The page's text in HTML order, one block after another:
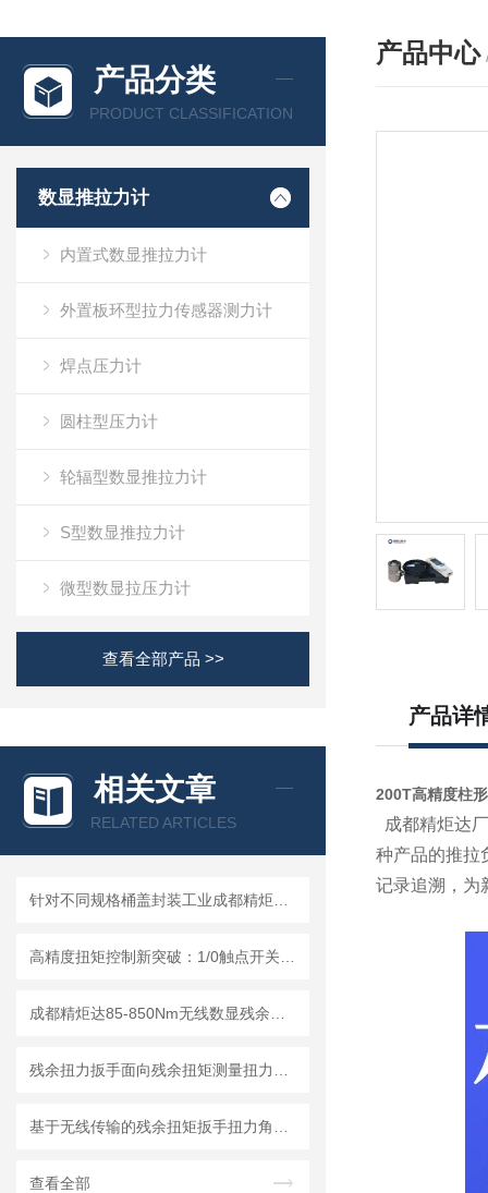
产品分类
PRODUCT CLASSIFICATION
数显推拉力计
内置式数显推拉力计
外置板环型拉力传感器测力计
焊点压力计
圆柱型压力计
轮辐型数显推拉力计
S型数显推拉力计
微型数显拉压力计
查看全部产品 >>
相关文章
RELATED ARTICLES
查看全部
产品中心
产品详
200T高精度柱
成都精炬达
种产品的推拉
记录追溯，为